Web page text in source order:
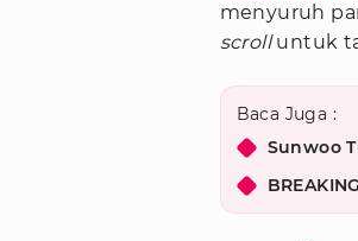
menyuruh
scrolluntuk
Baca Juga :
Sunwoo